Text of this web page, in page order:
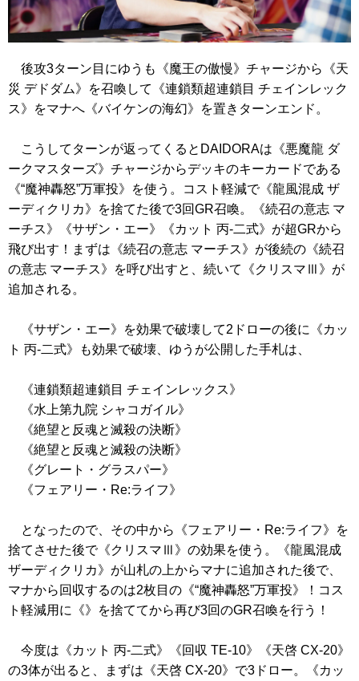
後攻3ターン目にゆうも 《魔王の傲慢》 チャージから
《天
災 デドダム》
を召喚して
《連鎖類超連鎖目 チェインレック
ス》
をマナへ 《バイケンの海幻》 を置きターンエンド。
こうしてターンが返ってくるとDAIDORAは 《悪魔龍 ダ
ークマスターズ》 チャージからデッキのキーカードである
《“魔神轟怒”万軍投》
を使う。コスト軽減で《龍風混成 ザ
ーディクリカ》
を捨てた後で3回GR召喚。
《続召の意志 マ
ーチス》
《サザン・エー》 《カット 丙-二式》 が超GRから
飛び出す！まずは 《続召の意志 マーチス》 が後続の 《続召
の意志 マーチス》
を呼び出すと、続いて 《クリスマⅢ》 が
追加される。
《サザン・エー》 を効果で破壊して2ドローの後に
《カッ
ト 丙-二式》
も効果で破壊、ゆうが公開した手札は、
《連鎖類超連鎖目 チェインレックス》
《水上第九院 シャコガイル》
《絶望と反魂と滅殺の決断》
《絶望と反魂と滅殺の決断》
《グレート・グラスパー》
《フェアリー・Re:ライフ》
となったので、その中から 《フェアリー・Re:ライフ》
を
捨てさせた後で《クリスマⅢ》 の効果を使う。
《龍風混成
ザーディクリカ》 が山札の上からマナに追加された後で、
マナから回収するのは2枚目の 《“魔神轟怒”万軍投》
！コス
ト軽減用に
《》 を捨ててから再び3回のGR召喚を行う！
今度は 《カット 丙-二式》 《回収 TE-10》
《天啓 CX-20》
の3体が出ると、まずは 《天啓 CX-20》 で3ドロー。
《カッ